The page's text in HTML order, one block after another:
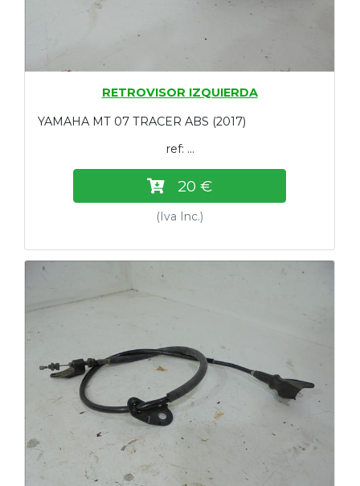
RETROVISOR IZQUIERDA
YAMAHA MT 07 TRACER ABS (2017)
ref: ...
20 €
(Iva Inc.)